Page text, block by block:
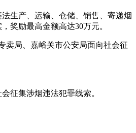
生产、运输、仓储、销售、寄递烟
奖励最高金额高达30万元。
卖局、嘉峪关市公安局面向社会征
征集涉烟违法犯罪线索。